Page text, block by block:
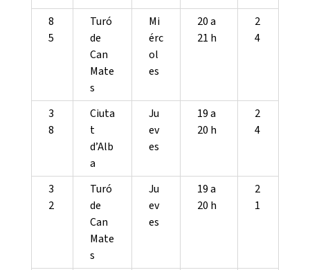
8
5
Turó
de
Can
Mate
s
Mi
érc
ol
es
20 a
21 h
2
4
3
8
Ciuta
t
d’Alb
a
Ju
ev
es
19 a
20 h
2
4
3
2
Turó
de
Can
Mate
s
Ju
ev
es
19 a
20 h
2
1